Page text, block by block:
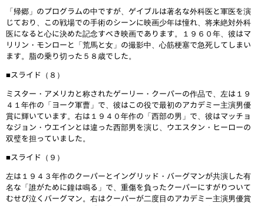
「帰郷」のプログラムの中ですが、ゲイブルは著名な外科医と軍医を演
じており、この戦場での手術のシーンに映画少年は憧れ、将来絶対外科
医になると心に決めた記念すべき映画であります。１９６０年、彼はマ
リリン・モンローと「荒馬と女」の撮影中、心筋梗塞で急死してしまい
ます。脂の乗り切った５８歳でした。
■スライド（８）
ミスター・アメリカと称されたゲーリー・クーパーの作品で、左は１９
４１年作の「ヨーク軍曹」で、彼はこの役で最初のアカデミー主演男優
賞に輝いています。右は１９４０年作の「西部の男」で、彼はマッチョ
なジョン・ウエインとは違った西部男を演じ、ウエスタン・ヒーローの
双璧を担っていました。
■スライド（９）
左は１９４３年作のクーパーとイングリッド・バーグマンが共演した有
名な「誰がために鐘は鳴る」で、重傷を負ったクーパーにすがりついて
むせび泣くバーグマン。右はクーパーが二度目のアカデミー主演男優賞